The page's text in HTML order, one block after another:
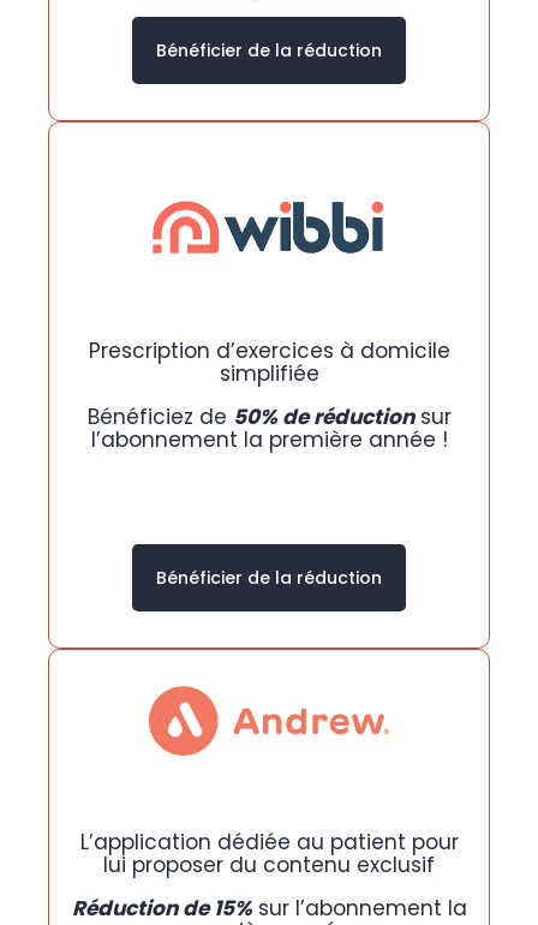
Bénéficier de la réduction
Prescription d’exercices à domicile
simplifiée
Bénéficiez de 50% de réductionsur
l’abonnement la première année !
Bénéficier de la réduction
L’application dédiée au patient pour
lui proposer du contenu exclusif
Réduction de 15%sur l’abonnement la